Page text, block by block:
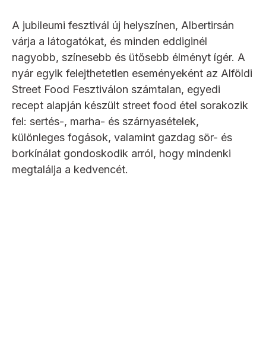
A jubileumi fesztivál új helyszínen, Albertirsán
várja a látogatókat, és minden eddiginél
nagyobb, színesebb és ütősebb élményt ígér. A
nyár egyik felejthetetlen eseményeként az Alföldi
Street Food Fesztiválon számtalan, egyedi
recept alapján készült street food étel sorakozik
fel: sertés-, marha- és szárnyasételek,
különleges fogások, valamint gazdag sör- és
borkínálat gondoskodik arról, hogy mindenki
megtalálja a kedvencét.